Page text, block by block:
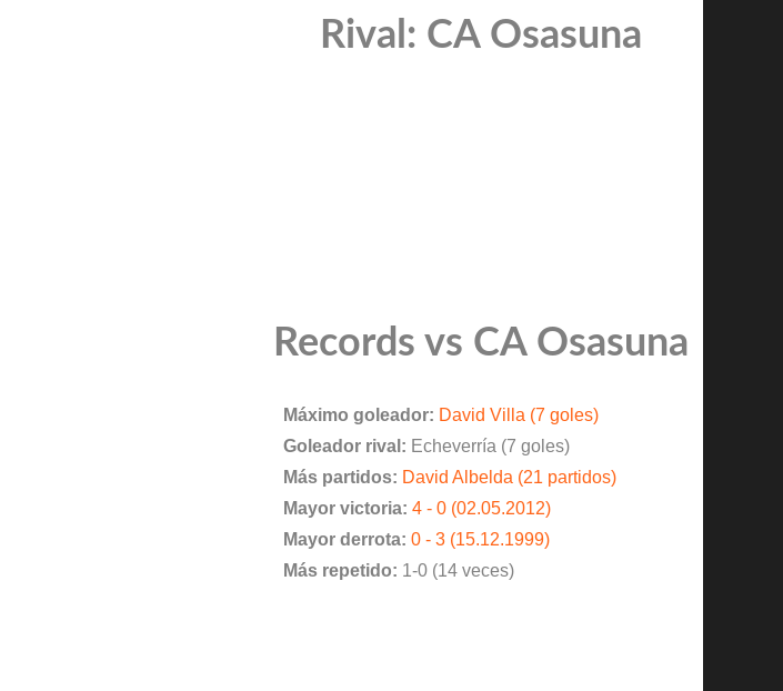
Rival: CA Osasuna
Records vs CA Osasuna
Máximo goleador: David Villa (7 goles)
Goleador rival: Echeverría (7 goles)
Más partidos: David Albelda (21 partidos)
Mayor victoria: 4 - 0 (02.05.2012)
Mayor derrota: 0 - 3 (15.12.1999)
Más repetido: 1-0 (14 veces)